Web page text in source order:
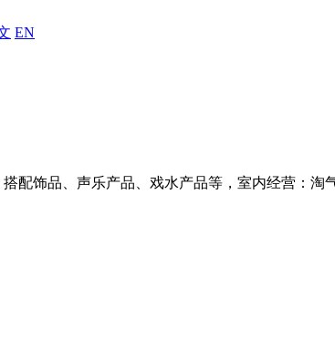
EN
配饰品、声乐产品、戏水产品等，室内经营：淘